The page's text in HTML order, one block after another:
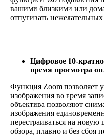
вашими близкими или
отпугивать нежелательных
Цифровое 10-
время просмотра
Функция Zoom позволяет
изображения во время
объектива позволяют
изображения
перестраиваться на новую
обзора, плавно и без сбоя